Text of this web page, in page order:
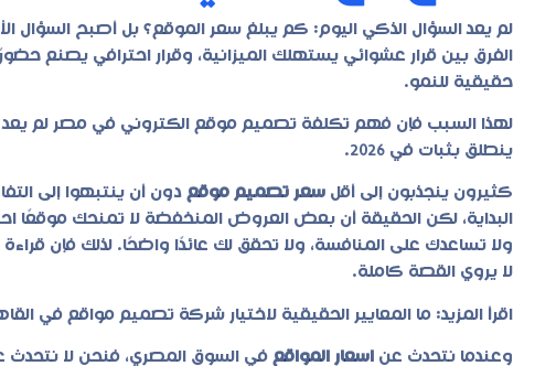
لم يعد السؤال الذكي اليوم: كم يبلغ سعر الموقع؟ بل أصبح السؤال
الفرق بين قرار عشوائي يستهلك الميزانية، وقرار احترافي يصنع
حقيقية للنمو.
لهذا السبب فإن فهم تكلفة تصميم موقع الكتروني في مصر لم
ينطلق بثبات في 2026.
كثيرون ينجذبون إلى أقل سعر تصميم موقع دون أن ينتبهوا إلى
البداية، لكن الحقيقة أن بعض العروض المنخفضة لا تمنحك موقعًا
ولا تساعدك على المنافسة، ولا تحقق لك عائدًا واضحًا. لذلك فإن قراءة
لا يروي القصة كاملة.
اقرأ المزيد: ما المعايير الحقيقية لاختيار شركة تصميم مواقع في
وعندما نتحدث عن اسعار المواقع في السوق المصري، فنحن لا